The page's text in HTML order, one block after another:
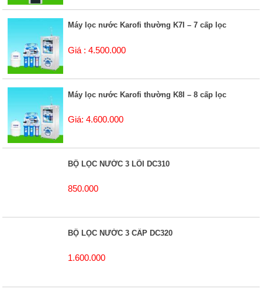
Máy lọc nước Karofi thường K7I – 7 cấp lọc
Giá : 4.500.000
Máy lọc nước Karofi thường K8I – 8 cấp lọc
Giá: 4.600.000
BỘ LỌC NƯỚC 3 LÕI DC310
850.000
BỘ LỌC NƯỚC 3 CẤP DC320
1.600.000